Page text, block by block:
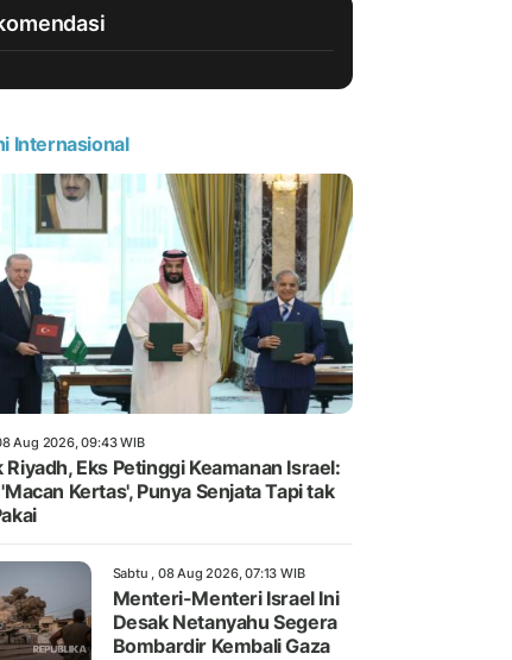
Internasional
Aug 2026, 09:43 WIB
Riyadh, Eks Petinggi Keamanan Israel:
Kertas', Punya Senjata Tapi tak
Sabtu , 08 Aug 2026, 07:13 WIB
Menteri-Menteri Israel Ini
Desak Netanyahu Segera
Bombardir Kembali Gaza